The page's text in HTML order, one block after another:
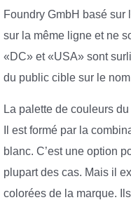
Foundry GmbH basé
sur la même ligne et ne
«DC» et «USA» sont
du public cible sur le
La palette de couleurs
Il est formé par la
blanc. C’est une option
plupart des cas. Mais il
colorées de la marque.